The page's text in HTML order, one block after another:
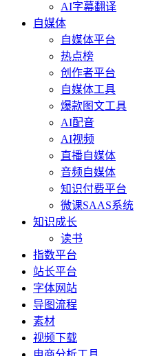
AI字幕翻译
自媒体
自媒体平台
热点榜
创作者平台
自媒体工具
爆款图文工具
AI配音
AI视频
直播自媒体
音频自媒体
知识付费平台
微课SAAS系统
知识成长
读书
指数平台
站长平台
字体网站
导图流程
素材
视频下载